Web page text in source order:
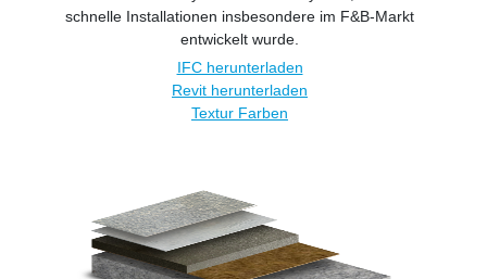
schnelle Installationen insbesondere im F&B-Markt
entwickelt wurde.
IFC herunterladen
Revit herunterladen
Textur Farben